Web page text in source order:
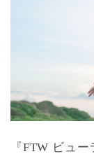
『FTW ビュ